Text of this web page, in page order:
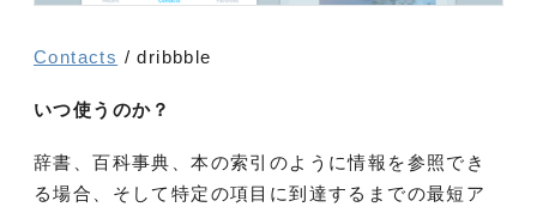
Contacts / dribbble
いつ使うのか？
辞書、百科事典、本の索引のように情報を参照でき
る場合、そして特定の項目に到達するまでの最短ア